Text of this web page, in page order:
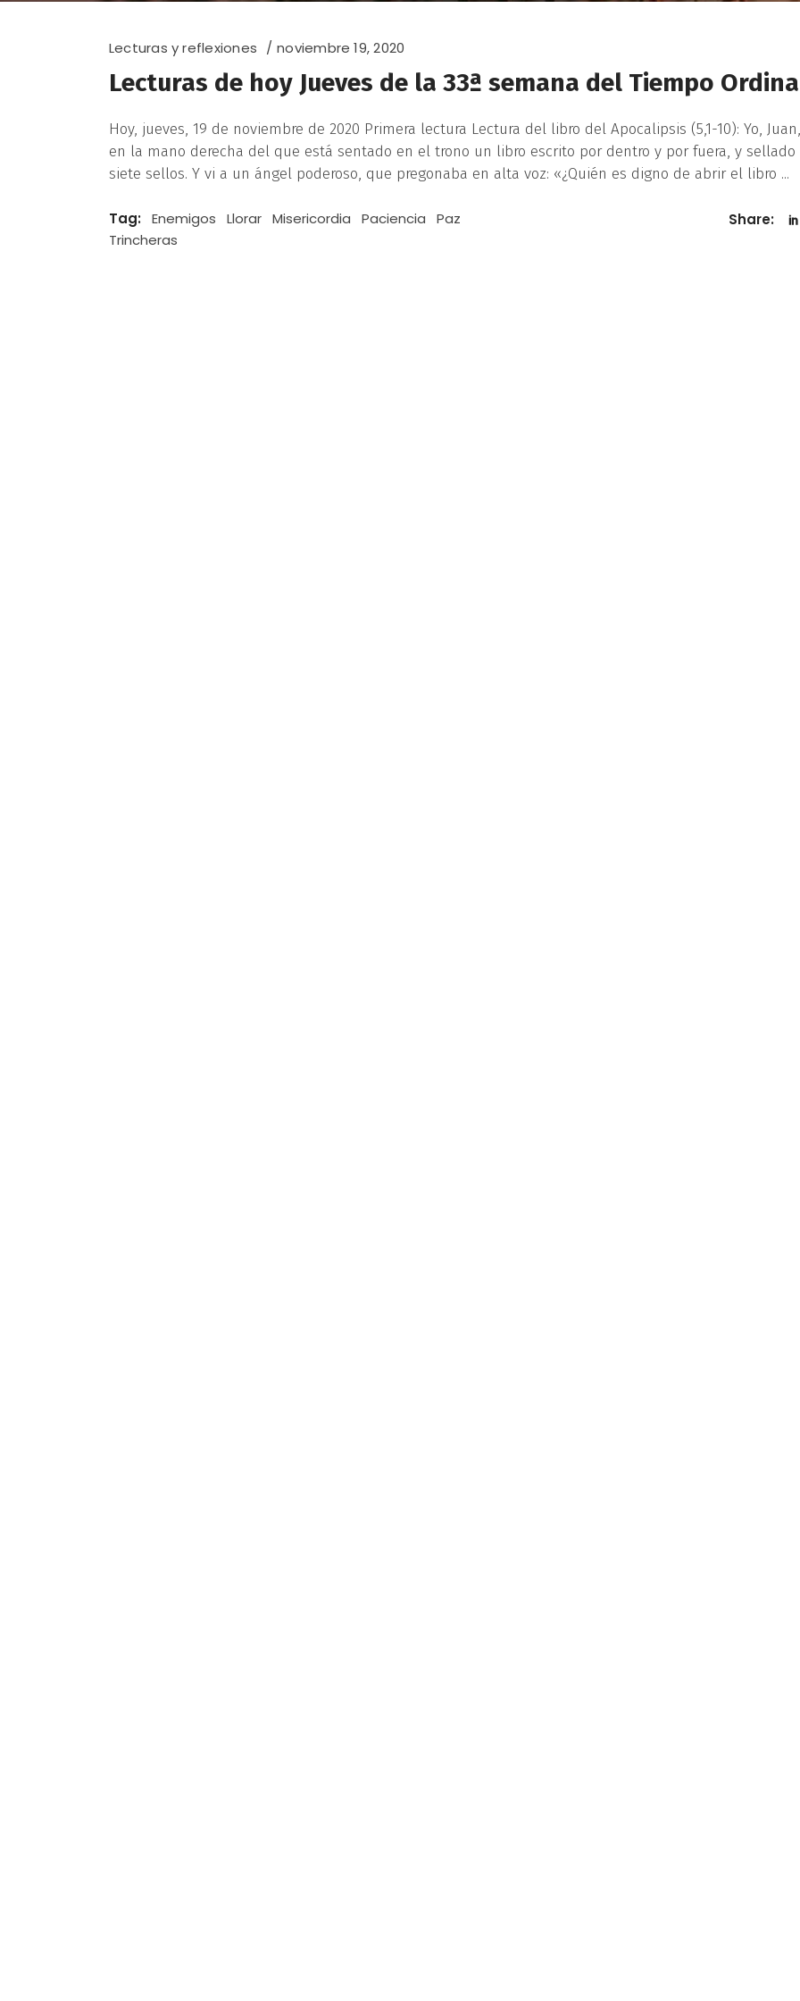
Lecturas y reflexiones noviembre 19, 2020
Lecturas de hoy Jueves de la 33ª semana del Tiempo
Hoy, jueves, 19 de noviembre de 2020 Primera lectura Lectura del libro del Apocalipsis (5,1-10): Yo,
en la mano derecha del que está sentado en el trono un libro escrito por dentro y por fuera, y sellado
siete sellos. Y vi a un ángel poderoso, que pregonaba en alta voz: «¿Quién es digno de abrir el libro
Tag: Enemigos Llorar Misericordia Paciencia
Paz
Trincheras
Share: